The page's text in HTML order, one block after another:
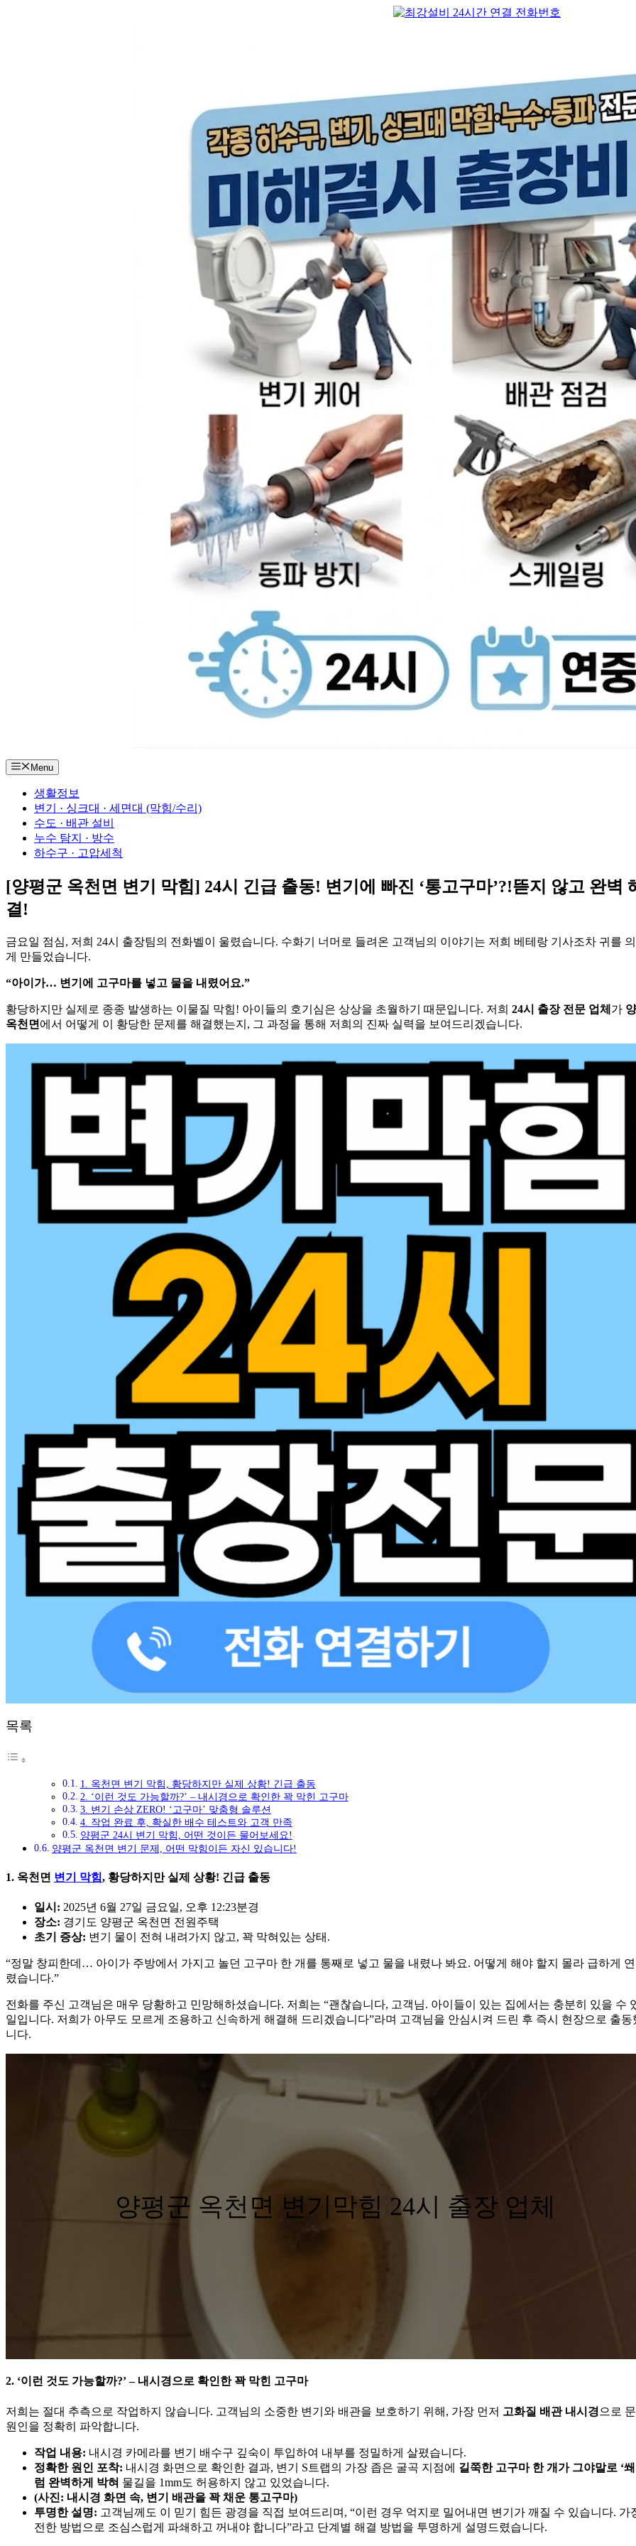
Menu
생활정보
변기 · 싱크대 · 세면대 (막힘/수리)
수도 · 배관 설비
누수 탐지 · 방수
하수구 · 고압세척
[양평군 옥천면 변기 막힘] 24시 긴급 출동! 변기에 빠진 ‘통고구마’?!뜯지 않고 완벽
결!
금요일 점심, 저희 24시 출장팀의 전화벨이 울렸습니다. 수화기 너머로 들려온 고객님의 이야기는 저희 베테랑 기사조차 귀를
게 만들었습니다.
“아이가… 변기에 고구마를 넣고 물을 내렸어요.”
황당하지만 실제로 종종 발생하는 이물질 막힘! 아이들의 호기심은 상상을 초월하기 때문입니다. 저희 24시 출장 전문 업체 가
옥천면 에서 어떻게 이 황당한 문제를 해결했는지, 그 과정을 통해 저희의 진짜 실력을 보여드리겠습니다.
목록
1. 옥천면 변기 막힘, 황당하지만 실제 상황! 긴급 출동
2. ‘이런 것도 가능할까?’ – 내시경으로 확인한 꽉 막힌 고구마
3. 변기 손상 ZERO! ‘고구마’ 맞춤형 솔루션
4. 작업 완료 후, 확실한 배수 테스트와 고객 만족
양평군 24시 변기 막힘, 어떤 것이든 물어보세요!
양평군 옥천면 변기 문제, 어떤 막힘이든 자신 있습니다!
1. 옥천면 변기 막힘, 황당하지만 실제 상황! 긴급 출동
일시: 2025년 6월 27일 금요일, 오후 12:23분경
장소: 경기도 양평군 옥천면 전원주택
초기 증상: 변기 물이 전혀 내려가지 않고, 꽉 막혀있는 상태.
“정말 창피한데… 아이가 주방에서 가지고 놀던 고구마 한 개를 통째로 넣고 물을 내렸나 봐요. 어떻게 해야 할지 몰라 급하게
렸습니다.”
전화를 주신 고객님은 매우 당황하고 민망해하셨습니다. 저희는 “괜찮습니다, 고객님. 아이들이 있는 집에서는 충분히 있을 수
일입니다. 저희가 아무도 모르게 조용하고 신속하게 해결해 드리겠습니다”라며 고객님을 안심시켜 드린 후 즉시 현장으로 출동
니다.
양평군 옥천면 변기막힘 24시 출장 업체
2. ‘이런 것도 가능할까?’ – 내시경으로 확인한 꽉 막힌 고구마
저희는 절대 추측으로 작업하지 않습니다. 고객님의 소중한 변기와 배관을 보호하기 위해, 가장 먼저 고화질 배관 내시경으로
원인을 정확히 파악합니다.
작업 내용: 내시경 카메라를 변기 배수구 깊숙이 투입하여 내부를 정밀하게 살폈습니다.
정확한 원인 포착: 내시경 화면으로 확인한 결과, 변기 S트랩의 가장 좁은 굴곡 지점에 길쭉한 고구마 한 개가 그야말로 ‘
럼 완벽하게 박혀 물길을 1mm도 허용하지 않고 있었습니다.
(사진: 내시경 화면 속, 변기 배관을 꽉 채운 통고구마)
투명한 설명: 고객님께도 이 믿기 힘든 광경을 직접 보여드리며, “이런 경우 억지로 밀어내면 변기가 깨질 수 있습니다. 가
전한 방법으로 조심스럽게 파쇄하고 꺼내야 합니다”라고 단계별 해결 방법을 투명하게 설명드렸습니다.